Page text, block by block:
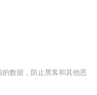
数据，防止黑客和其他恶